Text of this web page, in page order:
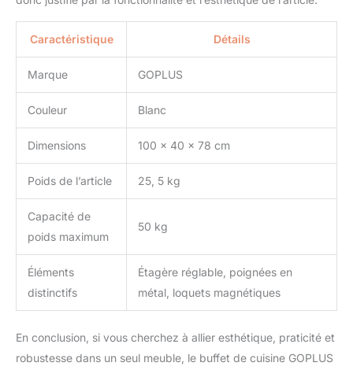
plus, la surface lisse et
imperméable peut être
humide pour un entretien
Caractéristique Détails
Marque GOPLUS
Couleur Blanc
Dimensions 100 x 40 x 78 cm
Poids de l’article 25, 5 kg
Capacité de
poids maximum
50 kg
Éléments
distinctifs
Étagère réglable, poignées en
métal, loquets magnétiques
En conclusion, si vous cherchez à allier esthétique, praticité et
robustesse dans un seul meuble, le buffet de cuisine GOPLUS